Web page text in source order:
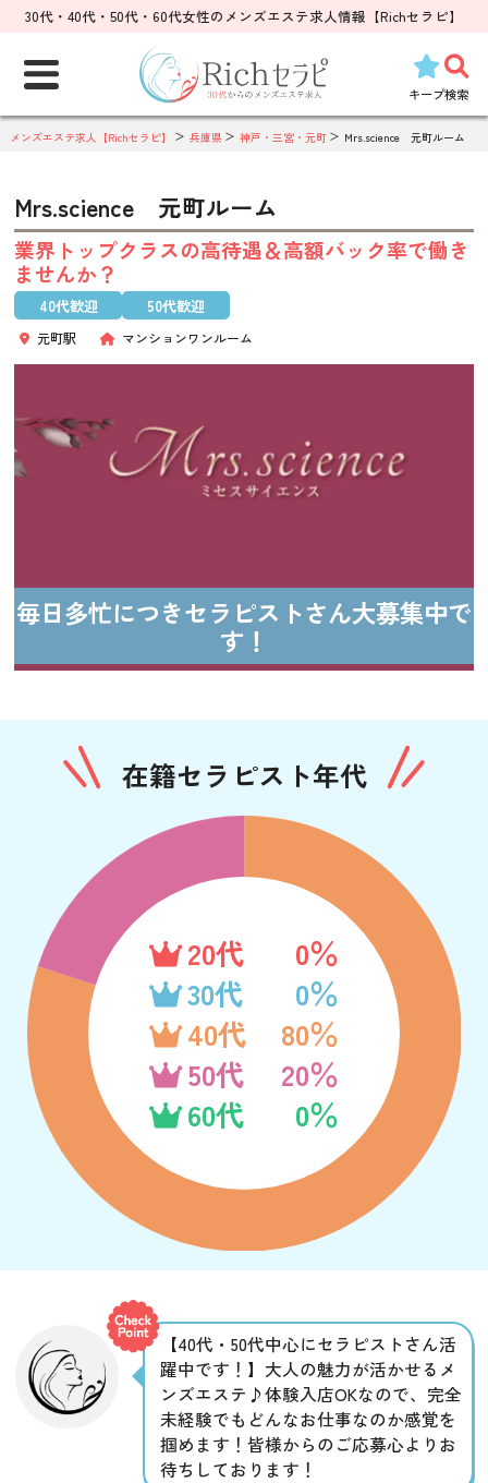
30代・40代・50代・60代女性のメンズエステ求人情報【Richセラピ】
キープ検索
索:
メンズエステ求人【Richセラピ】 兵庫県 神戸・三宮・元町 Mrs.science 元町ルーム
Mrs.science 元町ルーム
業界トップクラスの高待遇＆高額バック率で働き
ませんか？
40代歓迎 50代歓迎
元町駅 マンションワンルーム
毎日多忙につきセラピストさん大募集中で
す！
在籍セラピスト年代
20代
0％
30代
0％
40代
80％
50代
20％
60代
0％
【40代・50代中心にセラピストさん活
躍中です！】大人の魅力が活かせるメ
ンズエステ♪体験入店OKなので、完全
未経験でもどんなお仕事なのか感覚を
掴めます！皆様からのご応募心よりお
待ちしております！